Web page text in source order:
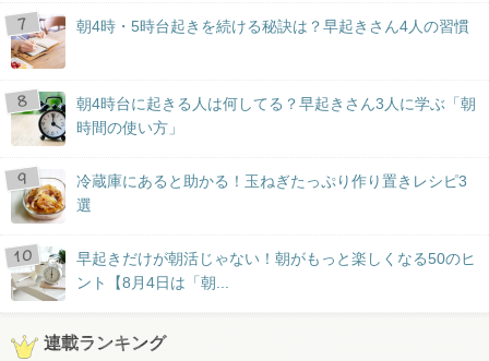
朝4時・5時台起きを続ける秘訣は？早起きさん4人の習慣
朝4時台に起きる人は何してる？早起きさん3人に学ぶ「朝
時間の使い方」
冷蔵庫にあると助かる！玉ねぎたっぷり作り置きレシピ3
選
早起きだけが朝活じゃない！朝がもっと楽しくなる50のヒ
ント【8月4日は「朝...
連載ランキング